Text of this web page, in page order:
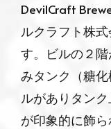
DevilCraft
ルクラフト株
す。ビルの２
みタンク（糖
ルがありタン
が印象的に飾ら